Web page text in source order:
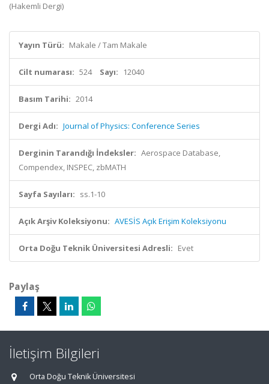
(Hakemli Dergi)
Yayın Türü: Makale / Tam Makale
Cilt numarası: 524 Sayı: 12040
Basım Tarihi: 2014
Dergi Adı: Journal of Physics: Conference Series
Derginin Tarandığı İndeksler: Aerospace Database,
Compendex, INSPEC, zbMATH
Sayfa Sayıları: ss.1-10
Açık Arşiv Koleksiyonu: AVESİS Açık Erişim Koleksiyonu
Orta Doğu Teknik Üniversitesi Adresli: Evet
Paylaş
İletişim Bilgileri
Orta Doğu Teknik Üniversitesi